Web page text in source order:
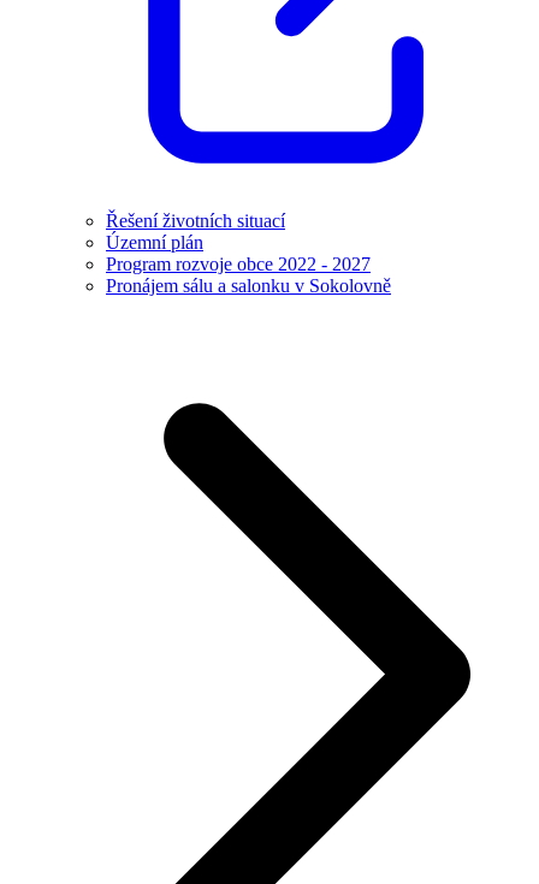
Řešení životních situací
Územní plán
Program rozvoje obce 2022 - 2027
Pronájem sálu a salonku v Sokolovně